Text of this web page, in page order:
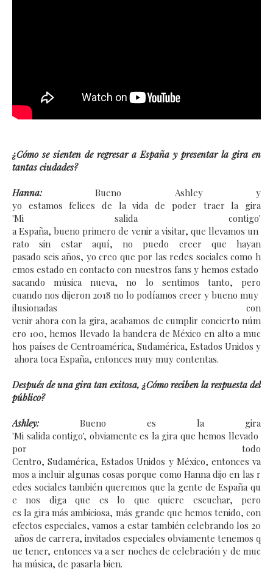
¿Cómo se sienten de regresar a España y presentar la gira en
tantas ciudades?
Hanna:Bueno Ashley y
yo estamos felices de la vida de poder traer la gira
'Mi salida contigo'
a España, bueno primero de venir a visitar, que llevamos un
rato sin estar aquí, no puedo creer que hayan
pasado seis años, yo creo que por las redes sociales como h
emos estado en contacto con nuestros fans y hemos estado
sacando música nueva, no lo sentimos tanto, pero
cuando nos dijeron 2018 no lo podíamos creer y bueno muy
ilusionadas con
venir ahora con la gira, acabamos de cumplir concierto núm
ero 100, hemos llevado la bandera de México en alto a muc
hos países de Centroamérica, Sudamérica, Estados Unidos y
ahora toca España, entonces muy muy contentas.
Después de una gira tan exitosa, ¿Cómo reciben la respuesta del
público?
Ashley:Bueno es la gira
'Mi salida contigo', obviamente es la gira que hemos llevado
por todo
Centro, Sudamérica, Estados Unidos y México, entonces va
mos a incluir algunas cosas porque como Hanna dijo en las r
edes sociales también queremos que la gente de España qu
e nos diga que es lo que quiere escuchar, pero
es la gira más ambiciosa, más grande que hemos tenido, con
efectos especiales, vamos a estar también celebrando los 20
años de carrera, invitados especiales obviamente tenemos q
ue tener, entonces va a ser noches de celebración y de muc
ha música, de pasarla bien.